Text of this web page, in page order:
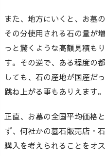
また、地方にいくと、お墓
その分使用される石の量が
っと驚くような高額見積も
す。その逆で、ある程度の
しても、石の産地が国産だ
跳ね上がる事もありえます。
正直、お墓の全国平均価格
ず、何社かの墓石販売店・
購入を考えられることをオ